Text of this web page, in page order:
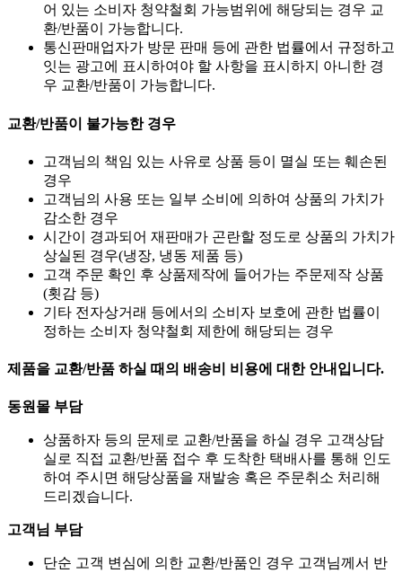
어 있는 소비자 청약철회 가능범위에 해당되는 경우 교
환/반품이 가능합니다.
통신판매업자가 방문 판매 등에 관한 법률에서 규정하고
잇는 광고에 표시하여야 할 사항을 표시하지 아니한 경
우 교환/반품이 가능합니다.
교환/반품이 불가능한 경우
고객님의 책임 있는 사유로 상품 등이 멸실 또는 훼손된
경우
고객님의 사용 또는 일부 소비에 의하여 상품의 가치가
감소한 경우
시간이 경과되어 재판매가 곤란할 정도로 상품의 가치가
상실된 경우(냉장, 냉동 제품 등)
고객 주문 확인 후 상품제작에 들어가는 주문제작 상품
(횟감 등)
기타 전자상거래 등에서의 소비자 보호에 관한 법률이
정하는 소비자 청약철회 제한에 해당되는 경우
제품을 교환/반품 하실 때의 배송비 비용에 대한 안내입니다.
동원몰 부담
상품하자 등의 문제로 교환/반품을 하실 경우 고객상담
실로 직접 교환/반품 접수 후 도착한 택배사를 통해 인도
하여 주시면 해당상품을 재발송 혹은 주문취소 처리해
드리겠습니다.
고객님 부담
단순 고객 변심에 의한 교환/반품인 경우 고객님께서 반